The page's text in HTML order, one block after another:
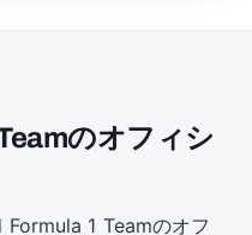
のオフィシ
1 Teamのオフ